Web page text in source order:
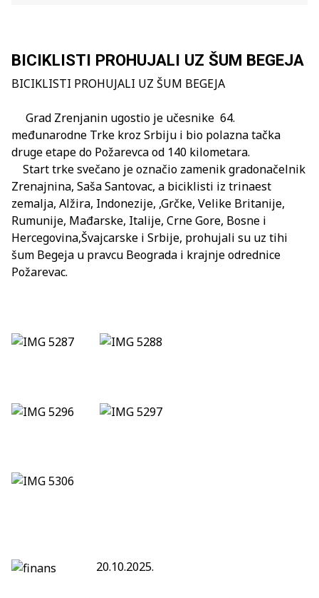
BICIKLISTI PROHUJALI UZ ŠUM BEGEJA
BICIKLISTI PROHUJALI UZ ŠUM BEGEJA
Grad Zrenjanin ugostio je učesnike 64.
međunarodne Trke kroz Srbiju i bio polazna tačka
druge etape do Požarevca od 140 kilometara.
Start trke svečano je označio zamenik gradonačelnik
Zrenajnina, Saša Santovac, a biciklisti iz trinaest
zemalja, Alžira, Indonezije, ,Grčke, Velike Britanije,
Rumunije, Mađarske, Italije, Crne Gore, Bosne i
Hercegovina,Švajcarske i Srbije, prohujali su uz tihi
šum Begeja u pravcu Beograda i krajnje odrednice
Požarevac.
20.10.2025.